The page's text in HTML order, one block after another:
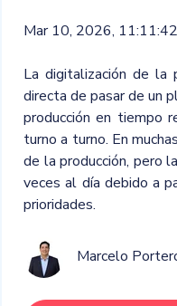
Mar 10, 2026,
La digitalización de la
directa de pasar de un
producción en tiempo
turno a turno. En
de la producción, pero
veces al día debido a
prioridades.
Marcelo